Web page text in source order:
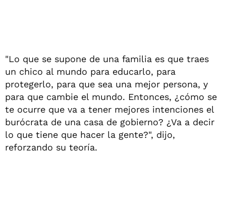
"Lo que se supone de una familia es que traes
un chico al mundo para educarlo, para
protegerlo, para que sea una mejor persona, y
para que cambie el mundo. Entonces, ¿cómo se
te ocurre que va a tener mejores intenciones el
burócrata de una casa de gobierno? ¿Va a decir
lo que tiene que hacer la gente?", dijo,
reforzando su teoría.